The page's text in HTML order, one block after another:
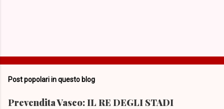
Post popolari in questo blog
Prevendita Vasco: IL RE DEGLI STADI